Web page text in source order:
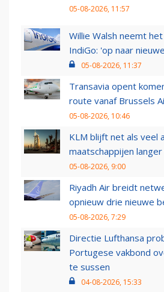
05-08-2026, 11:57
Willie Walsh neemt
IndiGo: 'op naar
05-08-2026, 11:37
Transavia opent
route vanaf Brussels
05-08-2026, 10:46
KLM blijft net als veel
maatschappijen
05-08-2026, 9:00
Riyadh Air breidt
opnieuw drie nieuwe
05-08-2026, 7:29
Directie Lufthansa
Portugese vakbond
te sussen
04-08-2026, 15:33